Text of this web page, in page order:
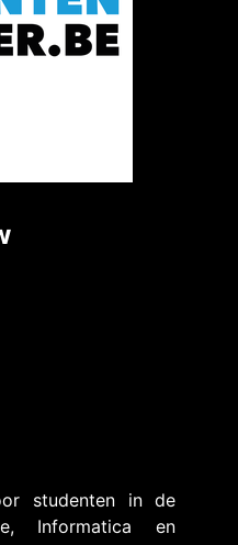
studenten in de
Informatica en